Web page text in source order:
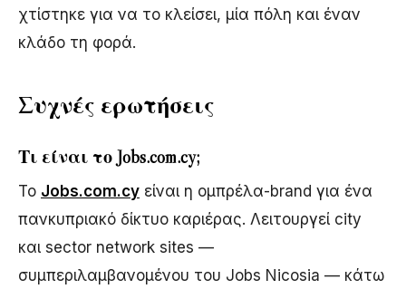
χτίστηκε για να το κλείσει, μία πόλη και έναν
κλάδο τη φορά.
Συχνές ερωτήσεις
Τι είναι το Jobs.com.cy;
Το Jobs.com.cy είναι η ομπρέλα-brand για ένα
πανκυπριακό δίκτυο καριέρας. Λειτουργεί city
και sector network sites —
συμπεριλαμβανομένου του Jobs Nicosia — κάτω